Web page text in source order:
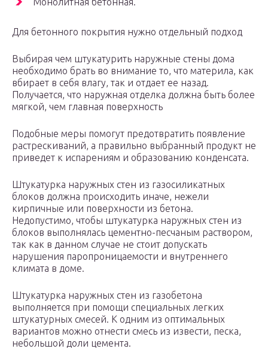
Для бетонного покрытия нужно отдельный подход
Выбирая чем штукатурить наружные стены дома
необходимо брать во внимание то, что материла, как
вбирает в себя влагу, так и отдает ее назад.
Получается, что наружная отделка должна быть более
мягкой, чем главная поверхность
Подобные меры помогут предотвратить появление
растрескиваний, а правильно выбранный продукт не
приведет к испарениям и образованию конденсата.
Штукатурка наружных стен из газосиликатных
блоков должна происходить иначе, нежели
кирпичные или поверхности из бетона.
Недопустимо, чтобы штукатурка наружных стен из
блоков выполнялась цементно-песчаным раствором,
так как в данном случае не стоит допускать
нарушения паропроницаемости и внутреннего
климата в доме.
Штукатурка наружных стен из газобетона
выполняется при помощи специальных легких
штукатурных смесей. К одним из оптимальных
вариантов можно отнести смесь из извести, песка,
небольшой доли цемента.